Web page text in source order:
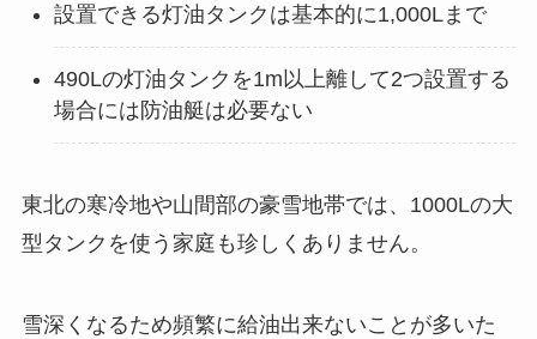
設置できる灯油タンクは基本的に1,000Lまで
490Lの灯油タンクを1m以上離して2つ設置する
場合には防油艇は必要ない
東北の寒冷地や山間部の豪雪地帯では、1000Lの大
型タンクを使う家庭も珍しくありません。
雪深くなるため頻繁に給油出来ないことが多いた